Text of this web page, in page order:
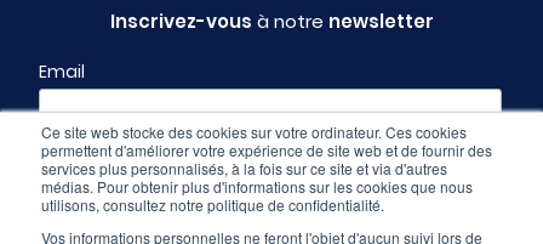
Ce site web stocke des cookies sur votre ordinateur. Ces cookies
permettent d'améliorer votre expérience de site web et de fournir des
services plus personnalisés, à la fois sur ce site et via d'autres
médias. Pour obtenir plus d'informations sur les cookies que nous
utilisons, consultez notre politique de confidentialité.
Vos informations personnelles ne feront l'objet d'aucun suivi lors de
Inscrivez-vous à notre newsletter
Email
Profil